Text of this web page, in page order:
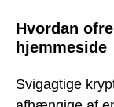
Hvordan
hjemmeside
Svigagtige